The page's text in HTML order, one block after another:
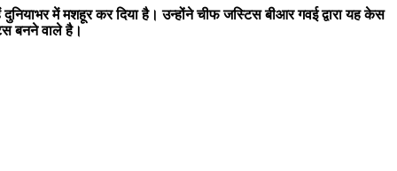
में मशहूर कर दिया है। उन्होंने चीफ जस्टिस बीआर गवई द्वारा यह केस
बनने वाले है।